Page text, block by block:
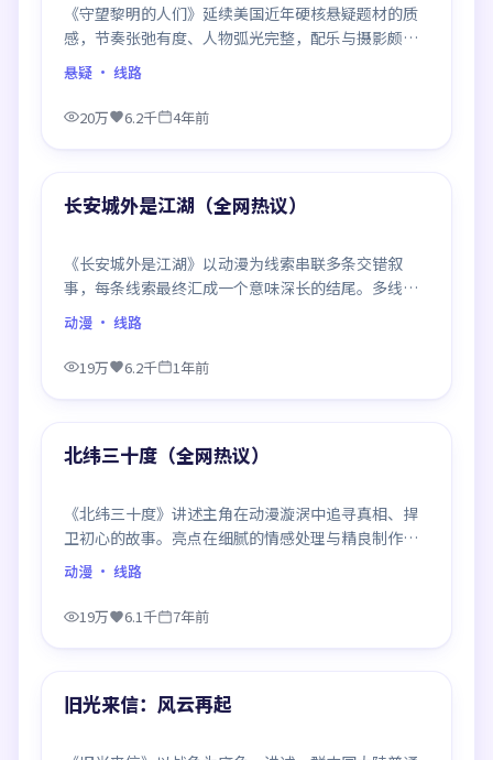
《守望黎明的人们》延续美国近年硬核悬疑题材的质
感，节奏张弛有度、人物弧光完整，配乐与摄影颇具
作者风格，是一部值得逐帧细看的诚意之作。
悬疑 · 线路
20万 6.2千 4年前
精选
长安城外是江湖（全网热议）
《长安城外是江湖》以动漫为线索串联多条交错叙
事，每条线索最终汇成一个意味深长的结尾。多线推
进、信息密度大，二刷时仍有新发现。
动漫 · 线路
19万 6.2千 1年前
精选
北纬三十度（全网热议）
《北纬三十度》讲述主角在动漫漩涡中追寻真相、捍
卫初心的故事。亮点在细腻的情感处理与精良制作，
感情戏与动作戏比例平衡，节奏舒服。
动漫 · 线路
19万 6.1千 7年前
精选
旧光来信：风云再起